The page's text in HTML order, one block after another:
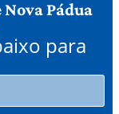
Pádua
para